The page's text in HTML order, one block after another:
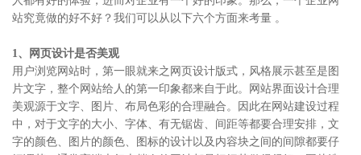
站究竟做的好不好？我们可以从以下六个方面来考量 。
1、网页设计是否美观
用户浏览网站时，第一眼就来之网页设计版式，风格展示甚至是图
片文字，整个网站给人的第一印象都来自于此。网站界面设计合理
美观源于文字、图片、布局色彩的合理融合。因此在网站建设过程
中，对于文字的大小、字体、有无锯齿、间距等都要合理安排，文
字的颜色、图片的颜色、图标的设计以及内容块之间的间隙都要仔